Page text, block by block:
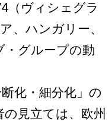
（ヴィシェグラ
、ハンガリー、
・グループの動
化・細分化」の
見立ては、欧州